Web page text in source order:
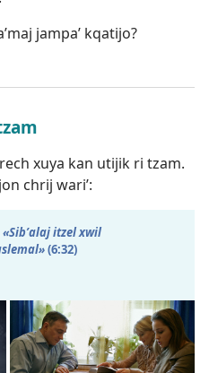
jampaʼ kqatijo?
xuya kan utijik ri tzam.
chrij wariʼ:
«Sibʼalaj itzel xwil
(6:32)